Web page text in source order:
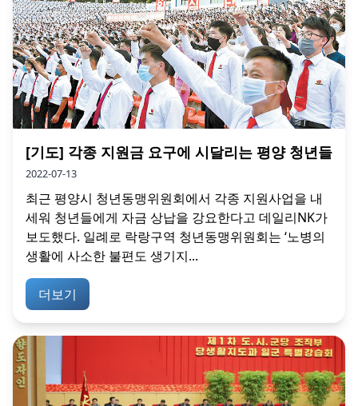
[기도] 각종 지원금 요구에 시달리는 평양 청년들
2022-07-13
최근 평양시 청년동맹위원회에서 각종 지원사업을 내
세워 청년들에게 자금 상납을 강요한다고 데일리NK가
보도했다. 일례로 락랑구역 청년동맹위원회는 ‘노병의
생활에 사소한 불편도 생기지...
더보기